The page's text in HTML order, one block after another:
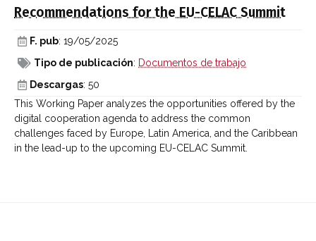
Recommendations for the EU-CELAC Summit
F. pub: 19/05/2025
Tipo de publicación: Documentos de trabajo
Descargas: 50
This Working Paper analyzes the opportunities offered by the
digital cooperation agenda to address the common
challenges faced by Europe, Latin America, and the Caribbean
in the lead-up to the upcoming EU-CELAC Summit.